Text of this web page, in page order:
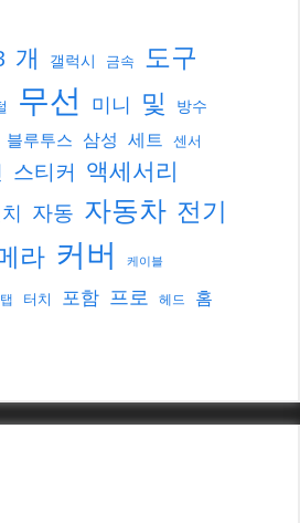
개 갤럭시 금속 도구
무선 미니 및 방수
블루투스 삼성 세트 센서
스티커 액세서리
자동 자동차 전기
라 커버 케이블
탭 터치 포함 프로 헤드 홈